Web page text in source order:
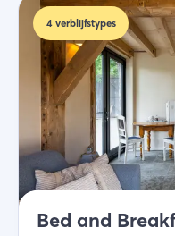
4 verblijfstypes
Bed and